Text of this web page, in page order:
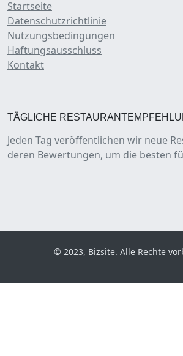
Startseite
Datenschutzrichtlinie
Nutzungsbedingungen
Haftungsausschluss
Kontakt
TÄGLICHE
Jeden Tag veröffentlichen wir neue
deren Bewertungen, um die besten
© 2023, Bizsite. Alle Rechte